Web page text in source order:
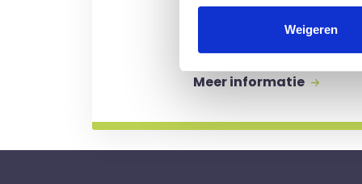
Weigeren
Kosten worden alleen
professional voor u aan de
Meer informatie